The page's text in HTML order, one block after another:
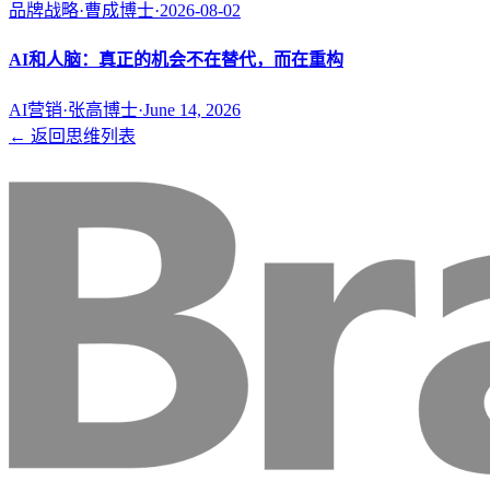
品牌战略·曹成博士·2026-08-02
AI和人脑：真正的机会不在替代，而在重构
AI营销·张高博士·June 14, 2026
← 返回思维列表